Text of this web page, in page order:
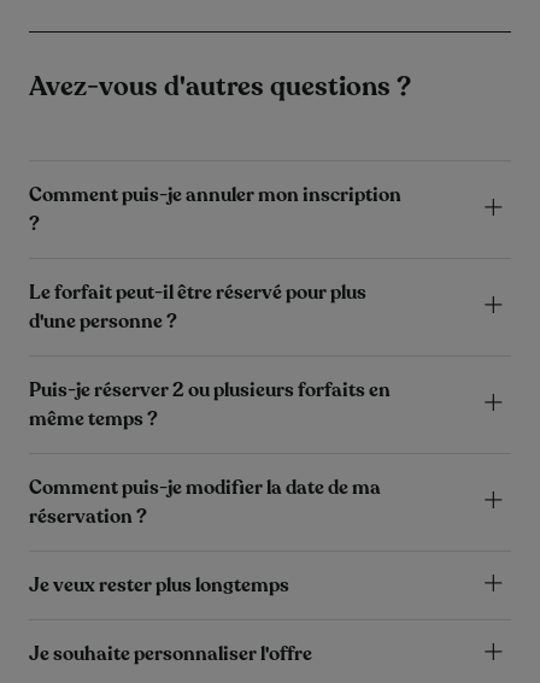
Avez-vous d'autres questions ?
Comment puis-je annuler mon inscription
?
Le forfait peut-il être réservé pour plus
d'une personne ?
Puis-je réserver 2 ou plusieurs forfaits en
même temps ?
Comment puis-je modifier la date de ma
réservation ?
Je veux rester plus longtemps
Je souhaite personnaliser l'offre